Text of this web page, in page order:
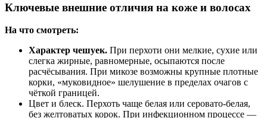
Ключевые внешние отличия на коже и волосах
На что смотреть:
Характер чешуек. При перхоти они мелкие, сухие или
слегка жирные, равномерные, осыпаются после
расчёсывания. При микозе возможны крупные плотные
корки, «муковидное» шелушение в пределах очагов с
чёткой границей.
Цвет и блеск. Перхоть чаще белая или серовато-белая,
без желтоватых корок. При инфекционном процессе —